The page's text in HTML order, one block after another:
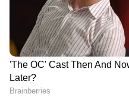
നവംബർ 15 - ഒരു
രൂപ ഉയർന്നു. വിപണി
നവംബർ 16 -
തുടർന്നു. വിപണി വില
നവംബർ 17 - ഒരു
ഉയർന്നു. വിപണി വില